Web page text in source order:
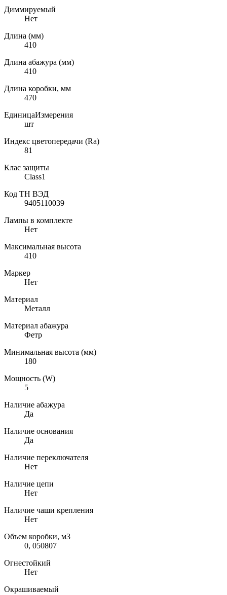
Диммируемый
Нет
Длина (мм)
410
Длина абажура (мм)
410
Длина коробки, мм
470
ЕдиницаИзмерения
шт
Индекс цветопередачи (Ra)
81
Клас защиты
Class1
Код ТН ВЭД
9405110039
Лампы в комплекте
Нет
Максимальная высота
410
Маркер
Нет
Материал
Металл
Материал абажура
Фетр
Минимальная высота (мм)
180
Мощность (W)
5
Наличие абажура
Да
Наличие основания
Да
Наличие переключателя
Нет
Наличие цепи
Нет
Наличие чаши крепления
Нет
Объем коробки, м3
0, 050807
Огнестойкий
Нет
Окрашиваемый